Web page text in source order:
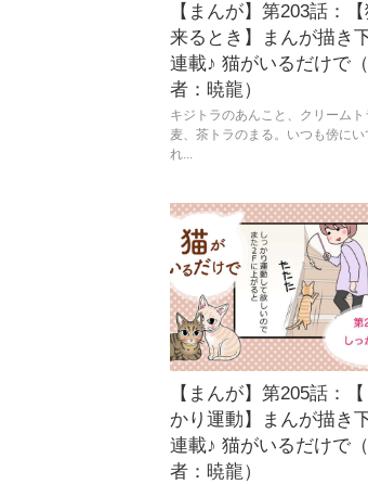
【まんが】第203話：
来るとき】まんが描き
連載♪ 猫がいるだけで
者：暁龍）
キジトラのあんこと、クリームト
麦、茶トラのまる。いつも傍にい
れ...
【まんが】第205話：
かり運動】まんが描き
連載♪ 猫がいるだけで
者：暁龍）